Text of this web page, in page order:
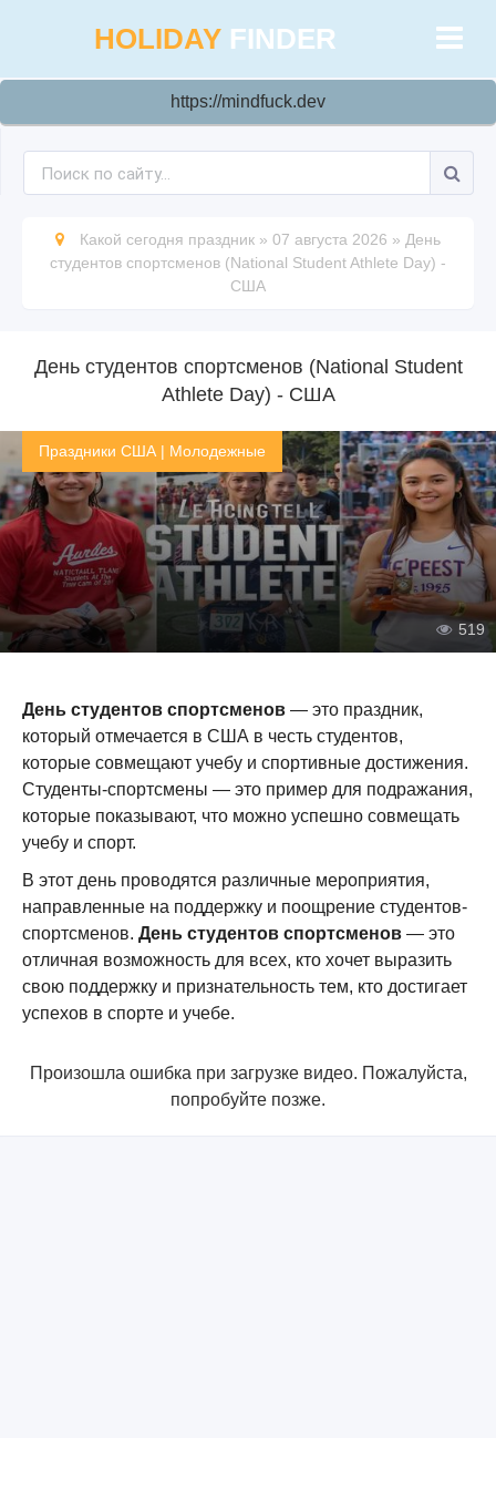
HOLIDAY FINDER
https://mindfuck.dev
Какой сегодня праздник » 07 августа 2026 » День
студентов спортсменов (National Student Athlete Day) -
США
День студентов спортсменов (National Student
Athlete Day) - США
Праздники США | Молодежные
519
День студентов спортсменов — это праздник,
который отмечается в США в честь студентов,
которые совмещают учебу и спортивные достижения.
Студенты-спортсмены — это пример для подражания,
которые показывают, что можно успешно совмещать
учебу и спорт.
В этот день проводятся различные мероприятия,
направленные на поддержку и поощрение студентов-
спортсменов. День студентов спортсменов — это
отличная возможность для всех, кто хочет выразить
свою поддержку и признательность тем, кто достигает
успехов в спорте и учебе.
Произошла ошибка при загрузке видео. Пожалуйста,
попробуйте позже.